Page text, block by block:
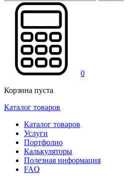
0
Корзина пуста
Каталог товаров
Каталог товаров
Услуги
Портфолио
Калькуляторы
Полезная информация
FAQ